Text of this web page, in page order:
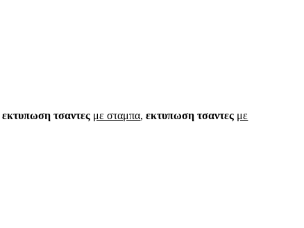
εκτυπωση τσαντες με σταμπα,εκτυπωση τσαντες με